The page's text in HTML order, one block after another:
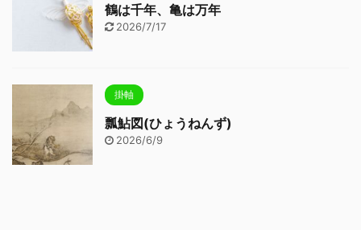
鶴は千年、亀は万年
2026/7/17
掛軸
瓢鮎図(ひょうねんず)
2026/6/9